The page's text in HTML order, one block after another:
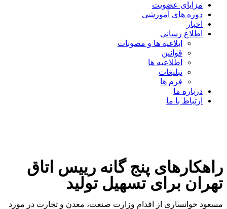
مزایای عضویت
دوره های آموزشی
اخبار
اطلاع رسانی
ابلاغیه ها و مصوبات
قوانین
اطلاعیه ها
تبلیغات
فرم ها
درباره ما
ارتباط با ما
راهکارهای پنج گانه رییس اتاق
تهران برای تسهیل تولید
مسعود خوانساری از اقدام وزارت صنعت، معدن و تجارت در مورد